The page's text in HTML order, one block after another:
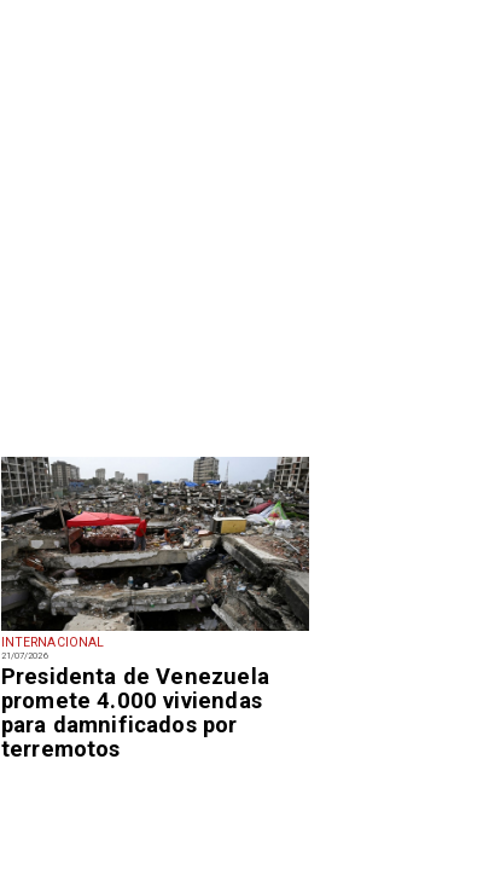
INTERNACIONAL
21/07/2026
Presidenta de Venezuela
promete 4.000 viviendas
para damnificados por
terremotos